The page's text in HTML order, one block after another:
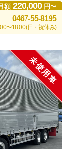
額220,000円〜
0467-55-8195
〜18:00 (日・祝休み)
未使用車